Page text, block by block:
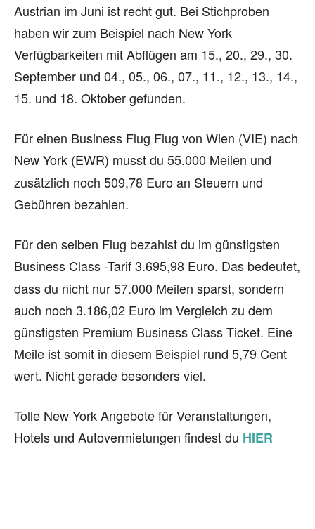
Austrian im Juni ist recht gut. Bei Stichproben
haben wir zum Beispiel nach New York
Verfügbarkeiten mit Abflügen am 15., 20., 29., 30.
September und 04., 05., 06., 07., 11., 12., 13., 14.,
15. und 18. Oktober gefunden.
Für einen Business Flug Flug von Wien (VIE) nach
New York (EWR) musst du 55.000 Meilen und
zusätzlich noch 509,78 Euro an Steuern und
Gebühren bezahlen.
Für den selben Flug bezahlst du im günstigsten
Business Class -Tarif 3.695,98 Euro. Das bedeutet,
dass du nicht nur 57.000 Meilen sparst, sondern
auch noch 3.186,02 Euro im Vergleich zu dem
günstigsten Premium Business Class Ticket. Eine
Meile ist somit in diesem Beispiel rund 5,79 Cent
wert. Nicht gerade besonders viel.
Tolle New York Angebote für Veranstaltungen,
Hotels und Autovermietungen findest du HIER